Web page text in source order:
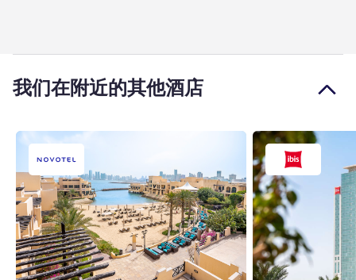
我们在附近的其他酒店